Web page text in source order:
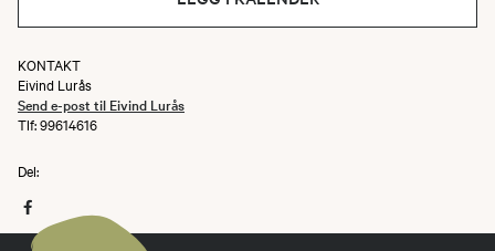
KONTAKT
Eivind Lurås
Send e-post til Eivind Lurås
Tlf: 99614616
Del: